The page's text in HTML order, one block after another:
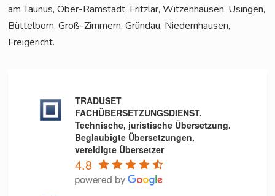
am Tau­nus, Ober-Ram­stadt, Fritz­lar, Wit­zen­hau­sen, Usin­gen,
Büt­tel­born, Groß-Zim­mern, Gründau, Nie­dern­hau­sen,
Freigericht.
TRADUSET
FACHÜBERSETZUNGSDIENST.
Technische, juristische Übersetzung.
Beglaubigte Übersetzungen,
vereidigte Übersetzer
4.8